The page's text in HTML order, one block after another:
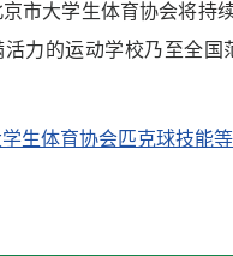
市大学生体育协会将持
活力的运动学校乃至全
生体育协会匹克球技能